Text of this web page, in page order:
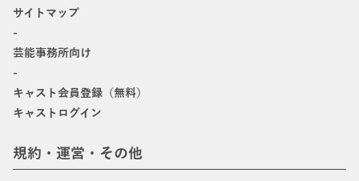
サイトマップ
-
芸能事務所向け
-
キャスト会員登録（無料）
キャストログイン
規約・運営・その他